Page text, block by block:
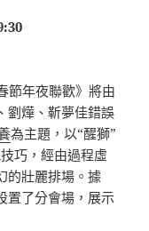
年夜聯歡》將由
劉燁、靳夢佳錯誤
為主題，以“醒獅”
巧，經由過程虛
的壯麗排場。據
置了分會場，展示